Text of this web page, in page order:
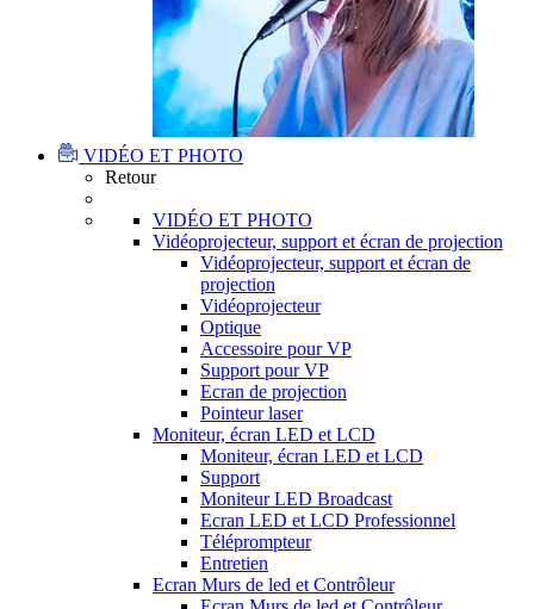
VIDÉO ET PHOTO
Retour
VIDÉO ET PHOTO
Vidéoprojecteur, support et écran de projection
Vidéoprojecteur, support et écran de
projection
Vidéoprojecteur
Optique
Accessoire pour VP
Support pour VP
Ecran de projection
Pointeur laser
Moniteur, écran LED et LCD
Moniteur, écran LED et LCD
Support
Moniteur LED Broadcast
Ecran LED et LCD Professionnel
Téléprompteur
Entretien
Ecran Murs de led et Contrôleur